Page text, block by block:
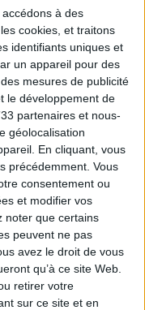
à des
cookies, et traitons
identifiants uniques et
un appareil pour des
mesures de publicité
le développement de
partenaires et nous-
géolocalisation
En cliquant, vous
précédemment. Vous
consentement ou
et modifier vos
noter que certains
peuvent ne pas
avez le droit de vous
qu’à ce site Web.
retirer votre
sur ce site et en
etla politique de